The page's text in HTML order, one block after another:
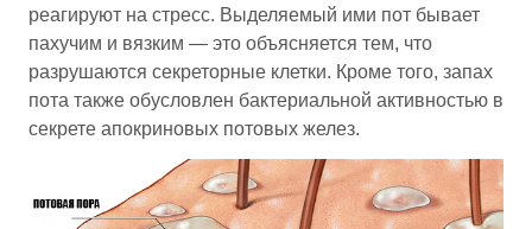
реагируют на стресс. Выделяемый ими пот бывает
пахучим и вязким — это объясняется тем, что
разрушаются секреторные клетки. Кроме того, запах
пота также обусловлен бактериальной активностью в
секрете апокриновых потовых желез.